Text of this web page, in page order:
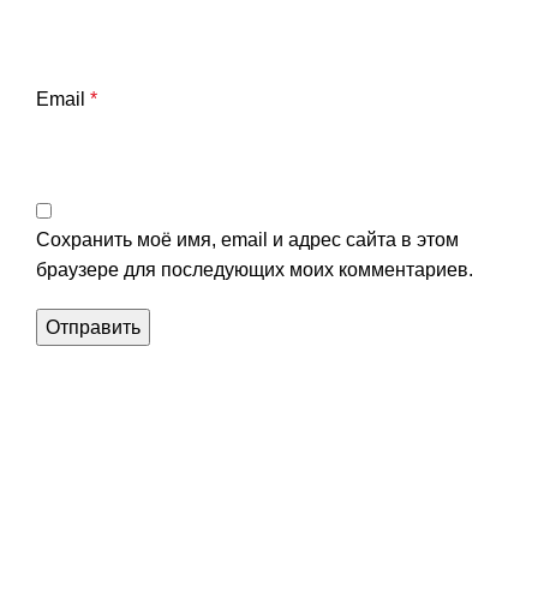
Email *
Сохранить моё имя, email и адрес сайта в этом
браузере для последующих моих комментариев.